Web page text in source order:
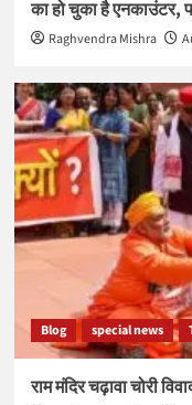
का हो चुका है एनकाउंटर,
Raghvendra Mishra
Blog special news
राम मंदिर चढ़ावा चोरी